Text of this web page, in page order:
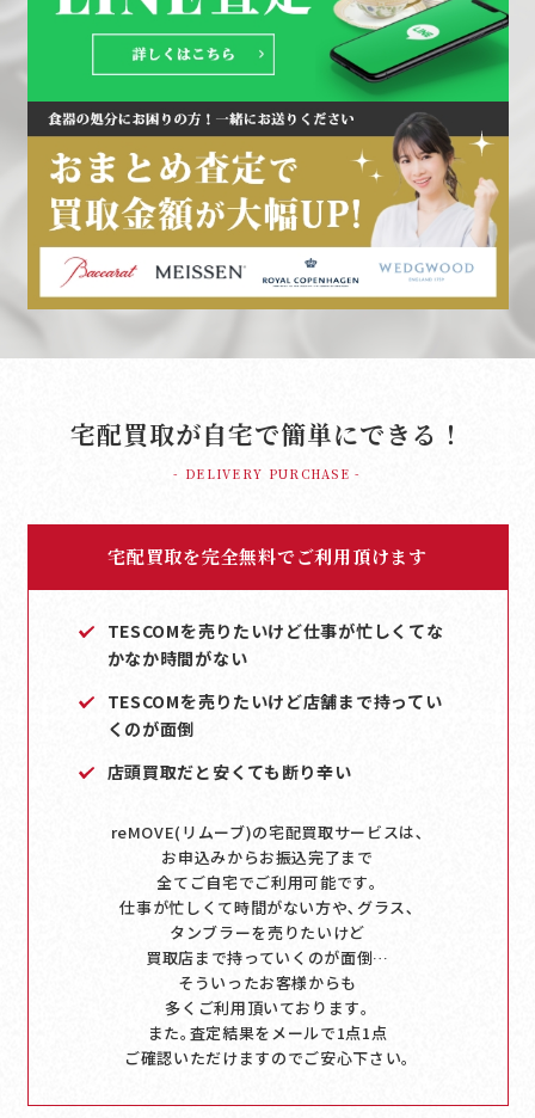
宅配買取が自宅で簡単にできる！
- DELIVERY PURCHASE -
宅配買取を完全無料でご利用頂けます
TESCOMを売りたいけど仕事が忙しくてな
かなか時間がない
TESCOMを売りたいけど店舗まで持ってい
くのが面倒
店頭買取だと安くても断り辛い
reMOVE(リムーブ)の宅配買取サービスは､
お申込みからお振込完了まで
全てご自宅でご利用可能です｡
仕事が忙しくて時間がない方や､グラス､
タンブラーを売りたいけど
買取店まで持っていくのが面倒…
そういったお客様からも
多くご利用頂いております｡
また｡査定結果をメールで1点1点
ご確認いただけますのでご安心下さい｡